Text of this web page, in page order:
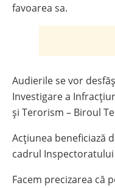
favoarea sa.
Audierile se vor
Investigare a
și Terorism – Biroul
Acțiunea beneficiază
cadrul Inspectoratului
Facem precizarea că